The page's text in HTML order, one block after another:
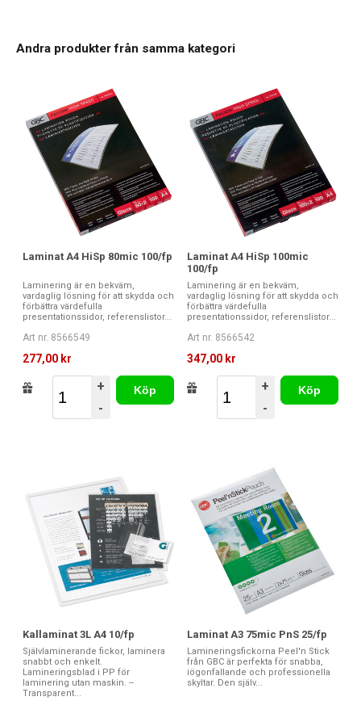
Andra produkter från samma kategori
Laminat A4 HiSp 80mic 100/fp
Laminering är en bekväm,
vardaglig lösning för att skydda och
förbättra värdefulla
presentationssidor, referenslistor...
Art nr. 8566549
277,00 kr
+
-
Köp
Laminat A4 HiSp 100mic
100/fp
Laminering är en bekväm,
vardaglig lösning för att skydda och
förbättra värdefulla
presentationssidor, referenslistor...
Art nr. 8566542
347,00 kr
+
-
Köp
Kallaminat 3L A4 10/fp
Självlaminerande fickor, laminera
snabbt och enkelt.
Lamineringsblad i PP för
laminering utan maskin. --
Transparent...
Laminat A3 75mic PnS 25/fp
Lamineringsfickorna Peel'n Stick
från GBC är perfekta för snabba,
iögonfallande och professionella
skyltar. Den själv...